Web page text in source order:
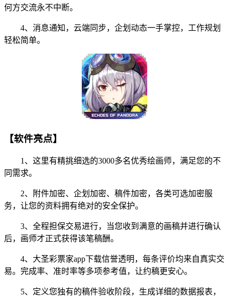
何方交流永不中断。
4、消息通知，云端同步，企划动态一手掌控，工作规划
轻松简单。
【软件亮点】
1、这里有精挑细选的3000多名优秀绘画师，满足您的不
同需求。
2、附件加密、企划加密、稿件加密，各类可选加密服
务，让您的资料拥有绝对的安全保护。
3、全程担保交易进行，当您收到满意的画稿并进行确认
后，画师才正式获得该笔稿酬。
4、大圣彩票家app下载信誉透明，每条评价均来自真实交
易。完成率、准时率等多项参考值，让约稿更安心。
5、定义您独有的稿件验收阶段，生成详细的数据报表，